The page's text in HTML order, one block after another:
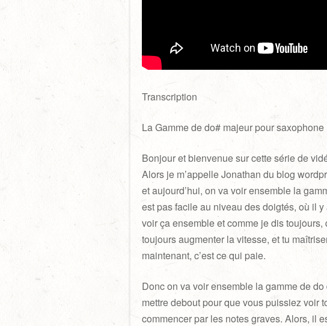
Transcription
La Gamme de do# majeur pour saxophone
Bonjour et bienvenue sur cette série de
Alors je m’appelle Jonathan du blog
et aujourd’hui, on va voir ensemble la
est pas facile au niveau des doigtés, où il
voir ça ensemble et comme je dis
toujours augmenter la vitesse, et tu
maintenant, c’est ce qui paie.
Donc on va voir ensemble la gamme de
mettre debout pour que vous puissiez voir
commencer par les notes graves. Alors, il